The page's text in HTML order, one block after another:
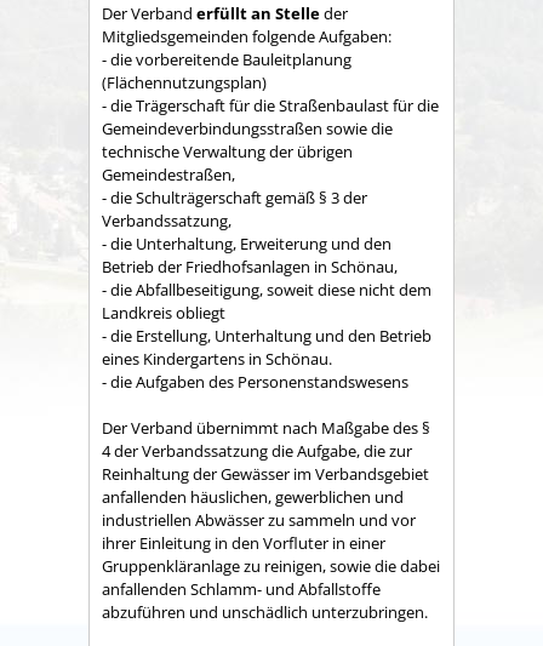
Der Verband erfüllt an Stelleder
Mitgliedsgemeinden folgende Aufgaben:
- die vorbereitende Bauleitplanung
(Flächennutzungsplan)
- die Trägerschaft für die Straßenbaulast für die
Gemeindeverbindungsstraßen sowie die
technische Verwaltung der übrigen
Gemeindestraßen,
- die Schulträgerschaft gemäß § 3 der
Verbandssatzung,
- die Unterhaltung, Erweiterung und den
Betrieb der Friedhofsanlagen in Schönau,
- die Abfallbeseitigung, soweit diese nicht dem
Land­kreis obliegt
- die Erstellung, Unterhaltung und den Betrieb
eines Kindergartens in Schönau.
- die Aufgaben des Personenstandswesens
Der Verband übernimmt nach Maßgabe des §
4 der Verbandssatzung die Aufgabe, die zur
Reinhaltung der Gewässer im Verbandsgebiet
anfallenden häuslichen, gewerblichen und
industriellen Abwässer zu sammeln und vor
ihrer Einleitung in den Vorfluter in einer
Gruppenkläranlage zu reinigen, sowie die dabei
anfallenden Schlamm- und Abfallstoffe
abzuführen und unschädlich unterzubringen.